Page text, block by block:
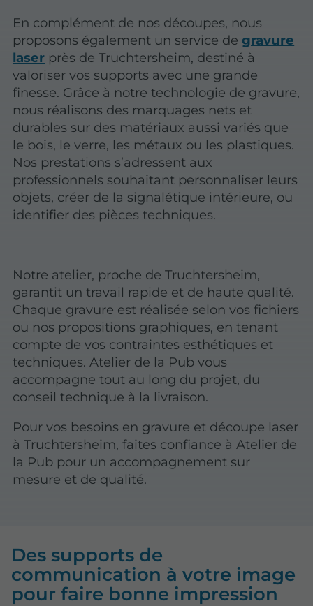
En complément de nos découpes, nous
proposons également un service degravure
laser près de Truchtersheim, destiné à
valoriser vos supports avec une grande
finesse. Grâce à notre technologie de gravure,
nous réalisons des marquages nets et
durables sur des matériaux aussi variés que
le bois, le verre, les métaux ou les plastiques.
Nos prestations s’adressent aux
professionnels souhaitant personnaliser leurs
objets, créer de la signalétique intérieure, ou
identifier des pièces techniques.
Notre atelier, proche de Truchtersheim,
garantit un travail rapide et de haute qualité.
Chaque gravure est réalisée selon vos fichiers
ou nos propositions graphiques, en tenant
compte de vos contraintes esthétiques et
techniques. Atelier de la Pub vous
accompagne tout au long du projet, du
conseil technique à la livraison.
Pour vos besoins en gravure et découpe laser
à Truchtersheim, faites confiance à Atelier de
la Pub pour un accompagnement sur
mesure et de qualité.
Des supports de
communication à votre image
pour faire bonne impression